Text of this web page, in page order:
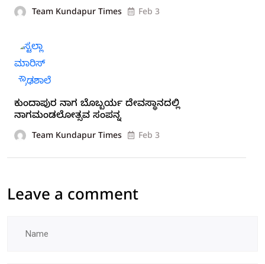
Team Kundapur Times Feb 3
ಕುಂದಾಪುರ ನಾಗ ಬೊಬ್ಬರ್ಯ ದೇವಸ್ಥಾನದಲ್ಲಿ
ನಾಗಮಂಡಲೋತ್ಸವ ಸಂಪನ್ನ
Team Kundapur Times Feb 3
Leave a comment